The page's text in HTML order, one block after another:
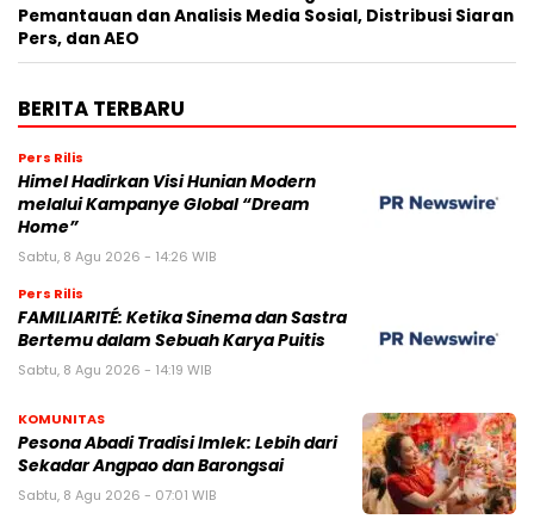
Pemantauan dan Analisis Media Sosial, Distribusi Siaran
Pers, dan AEO
BERITA TERBARU
Pers Rilis
Himel Hadirkan Visi Hunian Modern
melalui Kampanye Global “Dream
Home”
Sabtu, 8 Agu 2026 - 14:26 WIB
Pers Rilis
FAMILIARITÉ: Ketika Sinema dan Sastra
Bertemu dalam Sebuah Karya Puitis
Sabtu, 8 Agu 2026 - 14:19 WIB
KOMUNITAS
Pesona Abadi Tradisi Imlek: Lebih dari
Sekadar Angpao dan Barongsai
Sabtu, 8 Agu 2026 - 07:01 WIB